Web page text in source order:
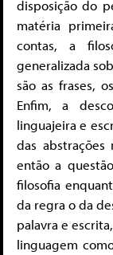
disposição do
matéria
contas, a
generalizada
são as frases,
Enfim, a
linguajeira e
das abstrações
então a
filosofia
da regra o da
palavra e
linguagem